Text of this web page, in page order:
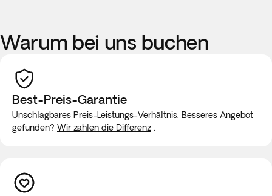
Warum bei uns buchen
Best-Preis-Garantie
Unschlagbares Preis-Leistungs-Verhältnis. Besseres Angebot
gefunden? Wir zahlen die Differenz